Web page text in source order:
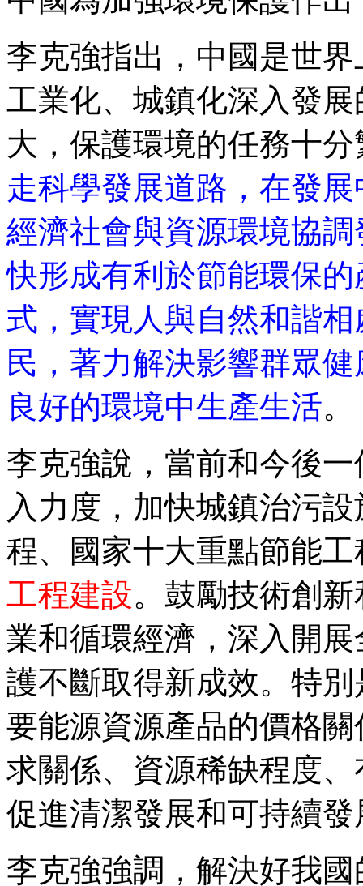
李克強指出，中國是世
工業化、城鎮化深入發
大，保護環境的任務十分
走科學發展道路，在發
經濟社會與資源環境協
快形成有利於節能環保
式，實現人與自然和諧
民，著力解決影響群眾
良好的環境中生產生活。
李克強說，當前和今後
入力度，加快城鎮治污
程、國家十大重點節能工
工程建設。鼓勵技術創
業和循環經濟，深入開
護不斷取得新成效。特
要能源資源產品的價格
求關係、資源稀缺程度
促進清潔發展和可持續發
李克強強調，解決好我